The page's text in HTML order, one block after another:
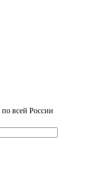
всей России